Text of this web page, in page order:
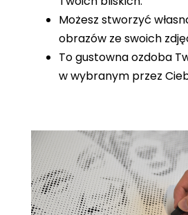
Możesz stworzyć
obrazów ze swoich
To gustowna ozdoba
w wybranym przez